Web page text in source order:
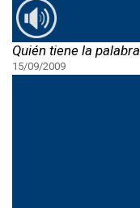
Quién tiene la palabra
15/09/2009